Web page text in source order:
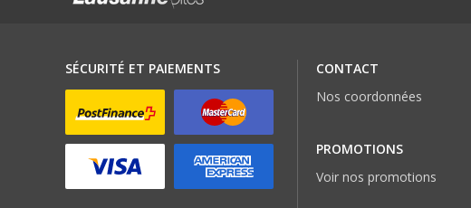
SÉCURITÉ ET PAIEMENTS
CONTACT
Nos coordonnées
PROMOTIONS
Voir nos promotions